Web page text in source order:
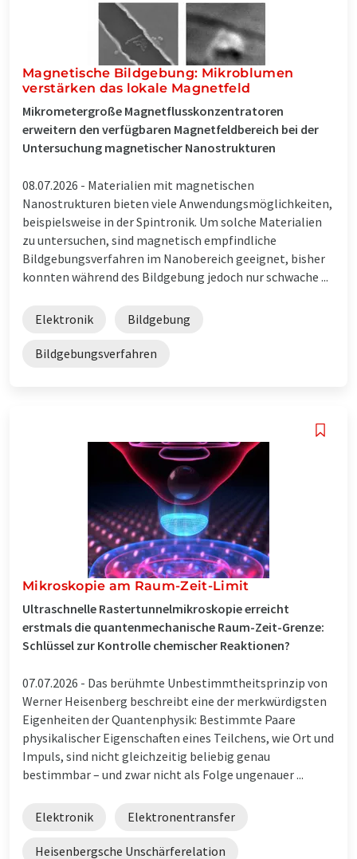
Magnetische Bildgebung: Mikroblumen
verstärken das lokale Magnetfeld
Mikrometergroße Magnetflusskonzentratoren
erweitern den verfügbaren Magnetfeldbereich bei der
Untersuchung magnetischer Nanostrukturen
08.07.2026 - Materialien mit magnetischen
Nanostrukturen bieten viele Anwendungsmöglichkeiten,
beispielsweise in der Spintronik. Um solche Materialien
zu untersuchen, sind magnetisch empfindliche
Bildgebungsverfahren im Nanobereich geeignet, bisher
konnten während des Bildgebung jedoch nur schwache ...
Elektronik Bildgebung
Bildgebungsverfahren
Mikroskopie am Raum-Zeit-Limit
Ultraschnelle Rastertunnelmikroskopie erreicht
erstmals die quantenmechanische Raum-Zeit-Grenze:
Schlüssel zur Kontrolle chemischer Reaktionen?
07.07.2026 - Das berühmte Unbestimmtheitsprinzip von
Werner Heisenberg beschreibt eine der merkwürdigsten
Eigenheiten der Quantenphysik: Bestimmte Paare
physikalischer Eigenschaften eines Teilchens, wie Ort und
Impuls, sind nicht gleichzeitig beliebig genau
bestimmbar – und zwar nicht als Folge ungenauer ...
Elektronik Elektronentransfer
Heisenbergsche Unschärferelation